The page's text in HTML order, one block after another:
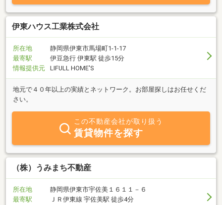
す。上の「ホームページ」ボタンをクリックしてご覧下さい。
伊東ハウス工業株式会社
所在地
静岡県伊東市馬場町1-1-17
最寄駅
伊豆急行 伊東駅 徒歩15分
情報提供元
LIFULL HOME'S
地元で４０年以上の実績とネットワーク。お部屋探しはお任せくだ
さい。
この不動産会社が取り扱う
賃貸物件を探す
（株）うみまち不動産
所在地
静岡県伊東市宇佐美１６１１－６
最寄駅
ＪＲ伊東線 宇佐美駅 徒歩4分